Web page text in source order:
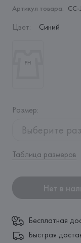
Артикул товара: CC-
Цвет: Синий
Размер:
Выберите
Таблица размеров
Нет в
Бесплатная
Быстрая